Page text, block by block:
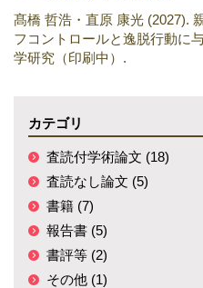
髙橋 哲浩・直原 康光 (2027).
フコントロールと逸脱行動に
学研究（印刷中）.
カテゴリ
査読付学術論文 (18)
査読なし論文 (5)
書籍 (7)
報告書 (5)
書評等 (2)
その他 (1)